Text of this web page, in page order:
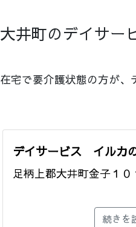
大井町のデイサー
在宅で要介護状態の方が、
デイサービス イルカ
足柄上郡大井町金子１０
続きを